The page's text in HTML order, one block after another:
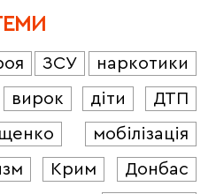
ЗСУ
наркотики
вирок діти
ДТП
мобілізація
Крим
Донбас